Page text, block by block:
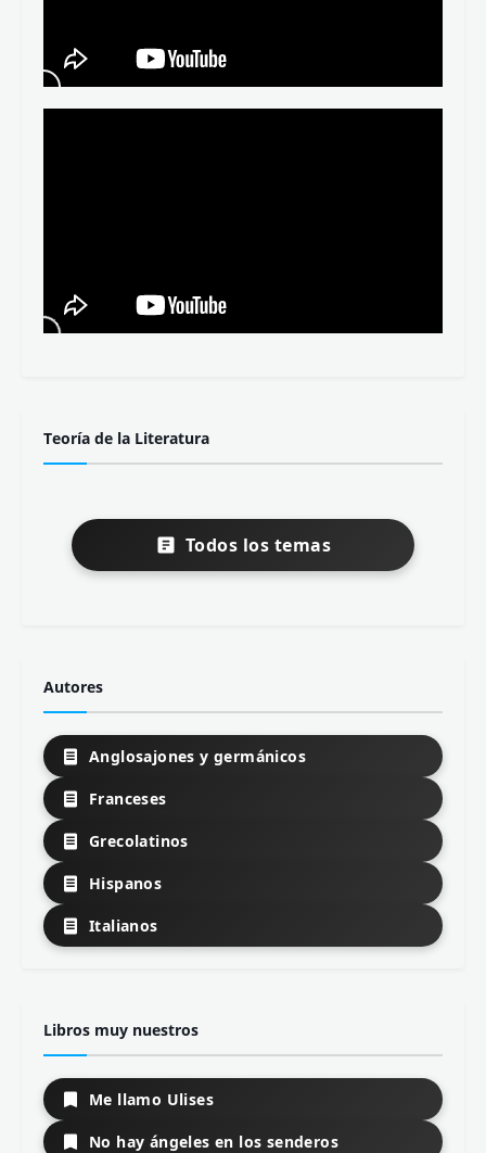
Teoría de la Literatura
Todos los temas
Autores
Anglosajones y germánicos
Franceses
Grecolatinos
Hispanos
Italianos
Libros muy nuestros
Me llamo Ulises
No hay ángeles en los senderos